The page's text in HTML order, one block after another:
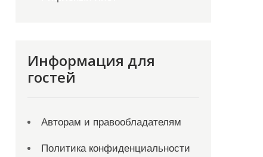
Информация для
гостей
Авторам и правообладателям
Политика конфиденциальности